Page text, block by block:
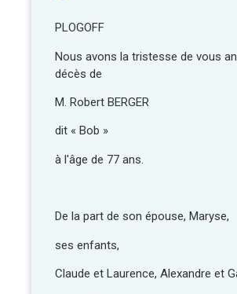
PLOGOFF
Nous avons la tristesse de vous
décès de
M. Robert BERGER
dit « Bob »
à l'âge de 77 ans.
De la part de son épouse, Maryse,
ses enfants,
Claude et Laurence, Alexandre et